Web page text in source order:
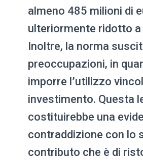
almeno 485 milioni di
ulteriormente ridotto a
Inoltre, la norma
preoccupazioni, in
imporre l’utilizzo
investimento. Questa
costituirebbe una
contraddizione con lo
contributo che è di